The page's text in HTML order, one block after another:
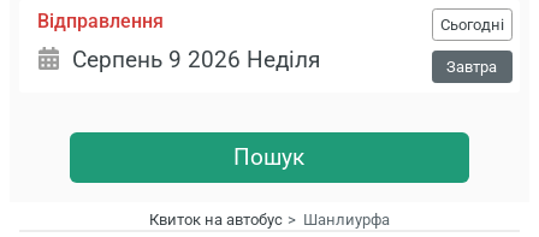
Відправлення Сьогодні
Завтра
Пошук
Квиток на автобус Шанлиурфа